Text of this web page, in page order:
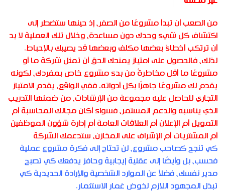
من الصعب أن تبدأ مشروعًا من الصفر، إذ حينها ستضطر إلى
اكتشاف كل شيء وحدك دون مساعدة، وخلال تلك العملية لا بد
أن ترتكب أخطاءً بعضها مكلف وبعضها قد يصيبك بالإحباط.
لذلك، فالحصول على امتياز يمنحك الحق أن تمثل شركة ما أو
مشروعًا ما أقل مخاطرةً من بدء مشروع خاص بمفردك، لكونه
يقدم لك مشروعًا جاهزًا بكل أدواته. ففي الواقع، يقدم الامتياز
التجاري للحاصل عليه مجموعة من الإرشادات، من ضمنها التدريب
الذي يناسبه والدعم المستمر، فسواء أكان مجالك المحاسبة أم
التمويل أم الإعلان أم العلاقات العامة أم إدارة شؤون الموظفين
أم المشتريات أم الإشراف على المخازن، ستدعمك الشركة
كي تنجح كصاحب مشروع، لن تحتاج إلى فكرة مشروع عملية
فحسب، بل وأيضًا إلى عقلية إيجابية وحافز يدفعك كي تصبح
مدير نفسك، فضلاً عن الموارد الشخصية والإرادة الحديدية كي
تبذل المجهود اللازم لخوض غمار الاستثمار.